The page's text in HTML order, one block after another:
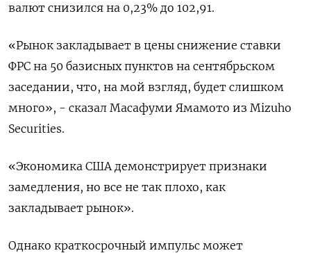
валют снизился на 0,23% до 102,91​.
«Рынок закладывает в цены снижение ставки
ФРС на 50 базисных пунктов на сентябрьском
заседании, что, на мой взгляд, будет слишком
много», - сказал Масафуми Ямамото из Mizuho
Securities.
«Экономика США демонстрирует признаки
замедления, но все не так плохо, как
закладывает рынок».
Однако краткосрочный импульс может